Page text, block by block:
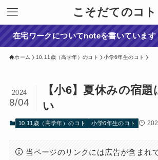
こそだてのコト
在宅ワークについてnoteを書いています
ホーム 10,11歳（高学年）のコト 小学6年生のコト
【小6】夏休みの宿
い
2024
8/04
10,11歳（高学年）のコト 小学6年生のコト
当ページのリンクには広告が含まれ